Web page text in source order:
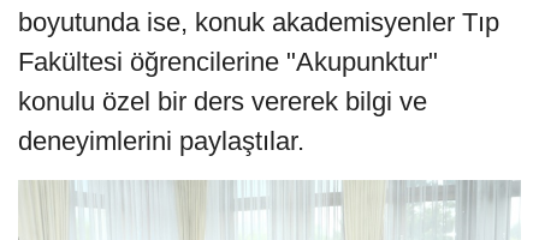
boyutunda ise, konuk akademisyenler Tıp
Fakültesi öğrencilerine "Akupunktur"
konulu özel bir ders vererek bilgi ve
deneyimlerini paylaştılar.